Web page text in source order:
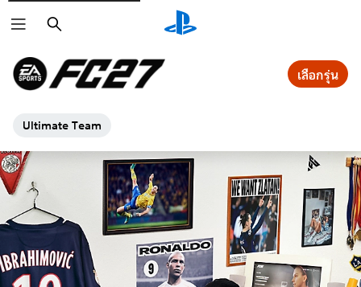
Ultimate Team
เลือกรุ่น